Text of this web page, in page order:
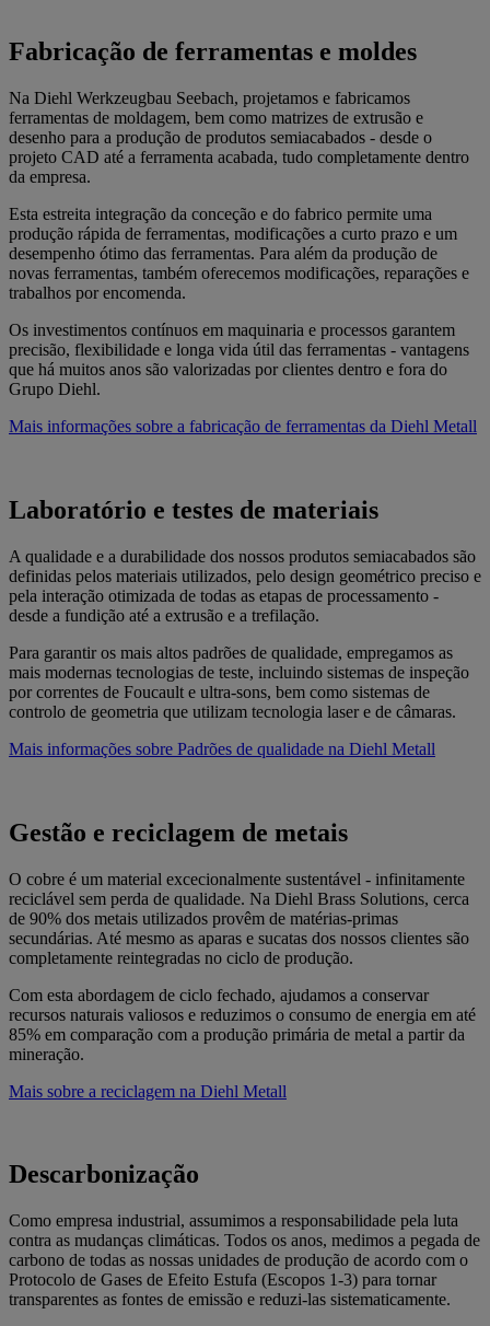
Fabricação de ferramentas e moldes
Na Diehl Werkzeugbau Seebach, projetamos e fabricamos
ferramentas de moldagem, bem como matrizes de extrusão e
desenho para a produção de produtos semiacabados - desde o
projeto CAD até a ferramenta acabada, tudo completamente dentro
da empresa.
Esta estreita integração da conceção e do fabrico permite uma
produção rápida de ferramentas, modificações a curto prazo e um
desempenho ótimo das ferramentas. Para além da produção de
novas ferramentas, também oferecemos modificações, reparações e
trabalhos por encomenda.
Os investimentos contínuos em maquinaria e processos garantem
precisão, flexibilidade e longa vida útil das ferramentas - vantagens
que há muitos anos são valorizadas por clientes dentro e fora do
Grupo Diehl.
Mais informações sobre a fabricação de ferramentas da Diehl Metall
Laboratório e testes de materiais
A qualidade e a durabilidade dos nossos produtos semiacabados são
definidas pelos materiais utilizados, pelo design geométrico preciso e
pela interação otimizada de todas as etapas de processamento -
desde a fundição até a extrusão e a trefilação.
Para garantir os mais altos padrões de qualidade, empregamos as
mais modernas tecnologias de teste, incluindo sistemas de inspeção
por correntes de Foucault e ultra-sons, bem como sistemas de
controlo de geometria que utilizam tecnologia laser e de câmaras.
Mais informações sobre Padrões de qualidade na Diehl Metall
Gestão e reciclagem de metais
O cobre é um material excecionalmente sustentável - infinitamente
reciclável sem perda de qualidade. Na Diehl Brass Solutions, cerca
de 90% dos metais utilizados provêm de matérias-primas
secundárias. Até mesmo as aparas e sucatas dos nossos clientes são
completamente reintegradas no ciclo de produção.
Com esta abordagem de ciclo fechado, ajudamos a conservar
recursos naturais valiosos e reduzimos o consumo de energia em até
85% em comparação com a produção primária de metal a partir da
mineração.
Mais sobre a reciclagem na Diehl Metall
Descarbonização
Como empresa industrial, assumimos a responsabilidade pela luta
contra as mudanças climáticas. Todos os anos, medimos a pegada de
carbono de todas as nossas unidades de produção de acordo com o
Protocolo de Gases de Efeito Estufa (Escopos 1-3) para tornar
transparentes as fontes de emissão e reduzi-las sistematicamente.